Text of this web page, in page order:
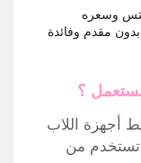
16 جيجا بايتس وسعره
بدون مقدم وفائدة
أجهزة اللاب
لم تستخدم من